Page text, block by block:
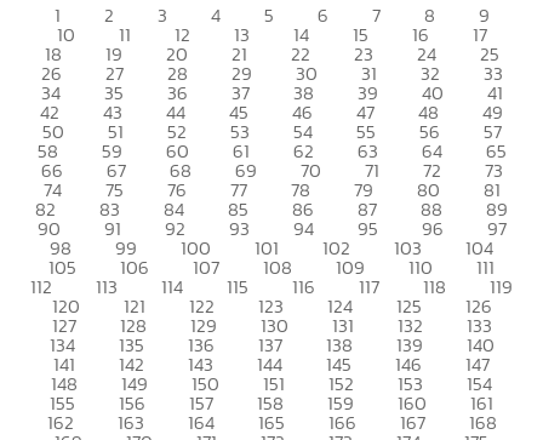
1 2 3 4 5 6 7 8 9
10 11 12 13 14 15 16 17
18 19 20 21 22 23 24 25
26 27 28 29 30 31 32 33
34 35 36 37 38 39 40 41
42 43 44 45 46 47 48 49
50 51 52 53 54 55 56 57
58 59 60 61 62 63 64 65
66 67 68 69 70 71 72 73
74 75 76 77 78 79 80 81
82 83 84 85 86 87 88 89
90 91 92 93 94 95 96 97
98 99 100 101 102 103 104
105 106 107 108 109 110 111
112 113 114 115 116 117 118 119
120 121 122 123 124 125 126
127 128 129 130 131 132 133
134 135 136 137 138 139 140
141 142 143 144 145 146 147
148 149 150 151 152 153 154
155 156 157 158 159 160 161
162 163 164 165 166 167 168